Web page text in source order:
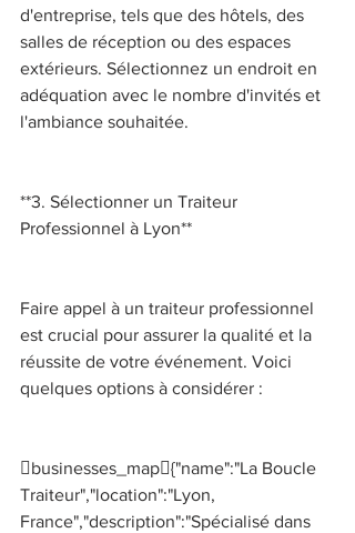
d'entreprise, tels que des hôtels, des
salles de réception ou des espaces
extérieurs. Sélectionnez un endroit en
adéquation avec le nombre d'invités et
l'ambiance souhaitée.
**3. Sélectionner un Traiteur
Professionnel à Lyon**
Faire appel à un traiteur professionnel
est crucial pour assurer la qualité et la
réussite de votre événement. Voici
quelques options à considérer :
businesses_map{"name":"La Boucle
Traiteur","location":"Lyon,
France","description":"Spécialisé dans